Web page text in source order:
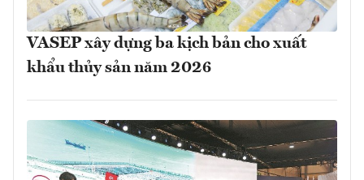
VASEP xây dựng ba kịch bản cho xuất
khẩu thủy sản năm 2026